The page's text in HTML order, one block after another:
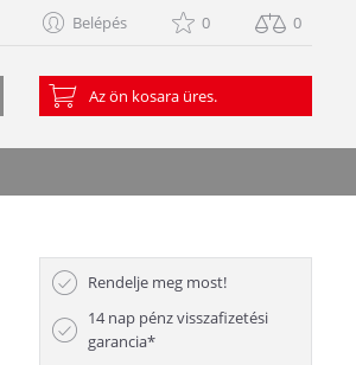
Belépés 0 0
Az ön kosara üres.
Rendelje meg most!
14 nap pénz visszafizetési
garancia*